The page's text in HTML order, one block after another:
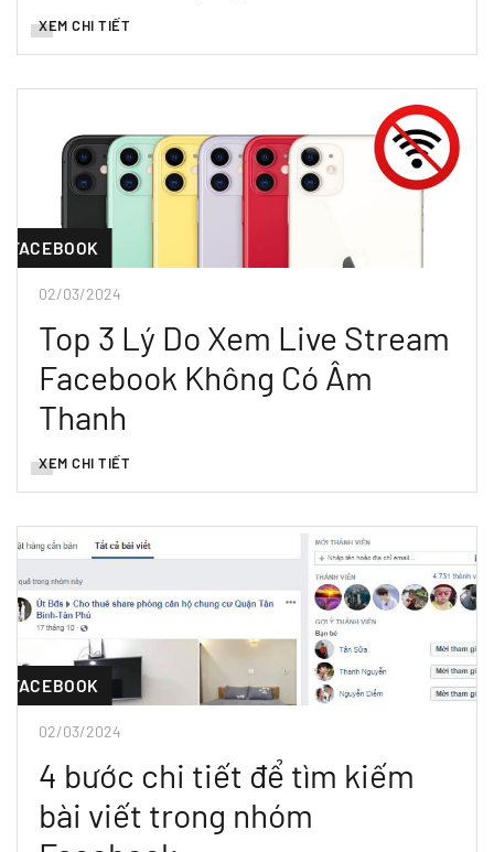
XEM CHI TIẾT
FACEBOOK
02/03/2024
Top 3 Lý Do Xem Live Stream
Facebook Không Có Âm
Thanh
XEM CHI TIẾT
FACEBOOK
02/03/2024
4 bước chi tiết để tìm kiếm
bài viết trong nhóm